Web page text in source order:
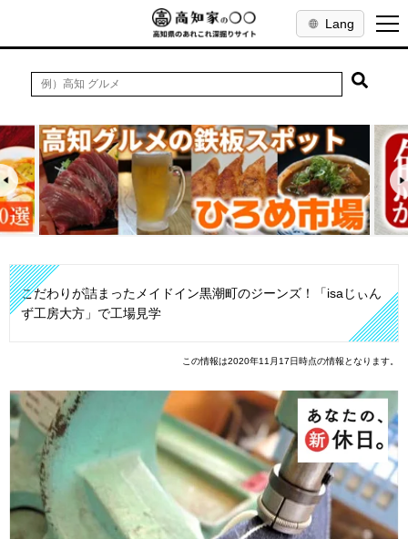
Lang
こだわりが詰まったメイドイン黒潮町のジーンズ！「isaじぃん
ず工房大方」で工場見学
この情報は2020年11月17日時点の情報となります。